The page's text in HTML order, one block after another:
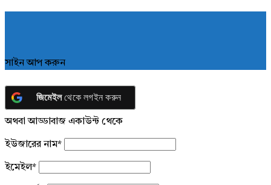
সাইন আপ করুন
জিমেইলথেকে লগইন করুন
অথবা আড্ডাবাজ একাউন্ট থেকে
ইউজারের নাম*
ইমেইল*